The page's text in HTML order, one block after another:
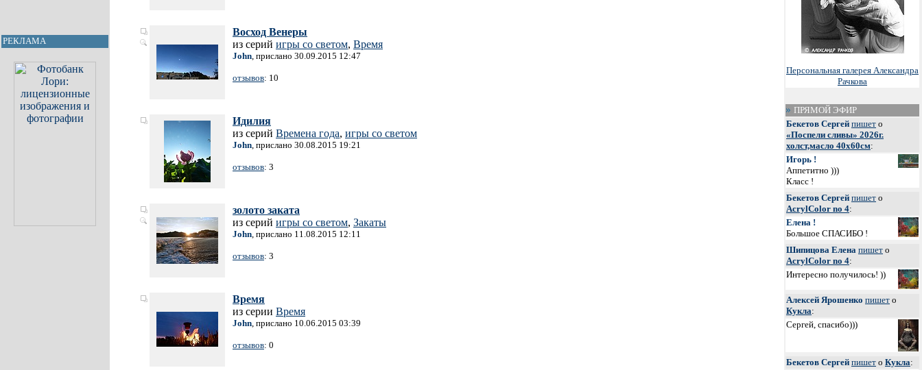
РЕКЛАМА
Восход Венеры
из серий игры со светом, Время
John, прислано 30.09.2015 12:47
отзывов: 10
Идилия
из серий Времена года, игры со светом
John, прислано 30.08.2015 19:21
отзывов: 3
золото заката
из серий игры со светом, Закаты
John, прислано 11.08.2015 12:11
отзывов: 3
Время
из серии Время
John, прислано 10.06.2015 03:39
отзывов: 0
Персональная галерея Александра
Рачкова
ПРЯМОЙ ЭФИР
Бекетов Сергей пишет о
«Поспели сливы» 2026г.
холст,масло 40х60см:
Игорь !
Аппетитно )))
Класс !
Бекетов Сергей пишет о
AcrylColor no 4:
Елена !
Большое СПАСИБО !
Шипицова Елена пишет о
AcrylColor no 4:
Интересно получилось! ))
Алексей Ярошенко пишет о
Кукла:
Сергей, спасибо)))
Бекетов Сергей пишет о Кукла: